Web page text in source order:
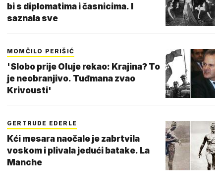
bi s diplomatima i časnicima. I
saznala sve
MOMČILO PERIŠIĆ
'Slobo prije Oluje rekao: Krajina? To
je neobranjivo. Tuđmana zvao
Krivousti'
GERTRUDE EDERLE
Kći mesara naočale je zabrtvila
voskom i plivala jedući batake. La
Manche